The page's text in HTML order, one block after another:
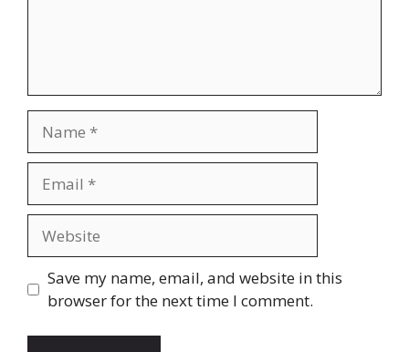
Save my name, email, and website in this
browser for the next time I comment.